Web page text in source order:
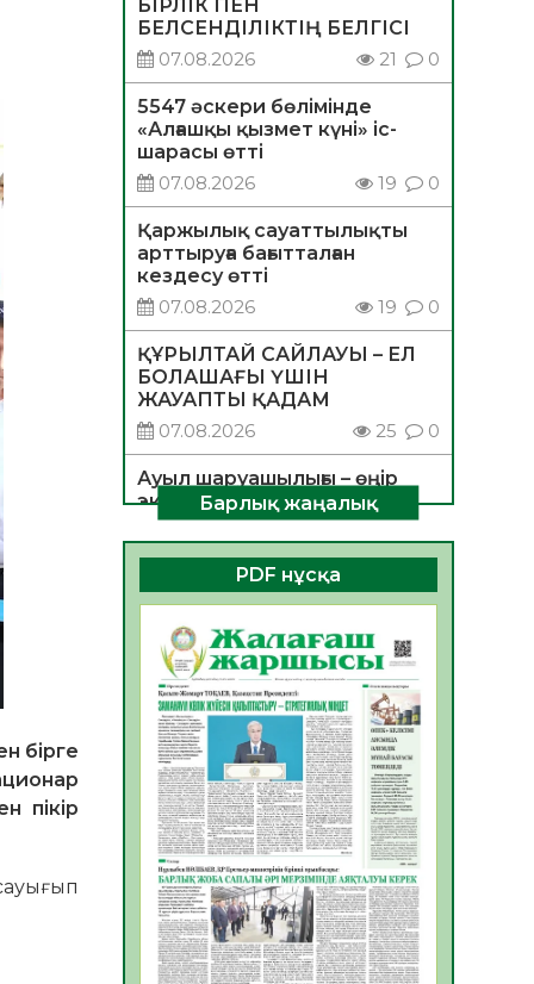
бірге
пікір
БІРЛІК ПЕН
БЕЛСЕНДІЛІКТІҢ БЕЛГІСІ
07.08.2026
21 0
5547 әскери бөлімінде
«Алғашқы қызмет күні» іс-
шарасы өтті
07.08.2026
19 0
Қаржылық сауаттылықты
арттыруға бағытталған
кездесу өтті
07.08.2026
19 0
ҚҰРЫЛТАЙ САЙЛАУЫ – ЕЛ
БОЛАШАҒЫ ҮШІН
ЖАУАПТЫ ҚАДАМ
07.08.2026
25 0
Ауыл шаруашылығы – өңір
экономикасының негізгі
тірегі
06.08.2026
34 0
ҚОҒАМДЫҚ БЕЛСЕНДІЛІК –
ЕЛ ДАМУЫНЫҢ НЕГІЗІ
06.08.2026
32
ҚҰРЫЛТАЙ САЙЛАУЫ –
БОЛАШАҚҚА БАСТАР
ЖАУАПТЫ ТАҢДАУ
06.08.2026
35
Инфекциялық ауруларға
қарсы иммундау
жұмыстарының тиімділігі
06.08.2026
35
Көкжөтел ауруы туралы
Барлық жаңалық
PDF нұсқа